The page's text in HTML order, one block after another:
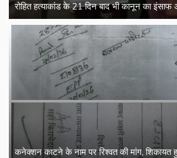
रोहित हत्याकांड के 21 दिन बाद भी कानून का इंसाफ
कनेक्शन काटने के नाम पर रिश्वत की मांग, शिकायत